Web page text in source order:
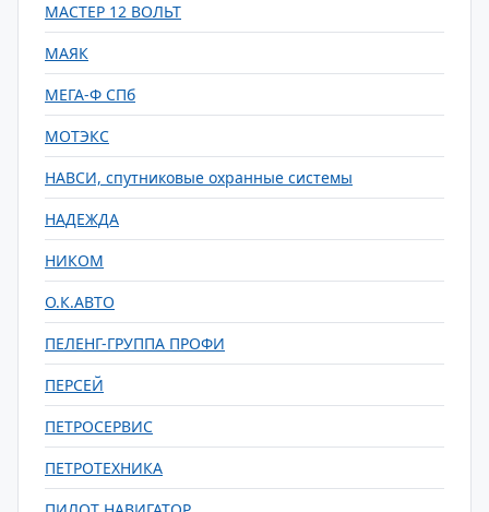
МАСТЕР 12 ВОЛЬТ
МАЯК
МЕГА-Ф СПб
МОТЭКС
НАВСИ, спутниковые охранные системы
НАДЕЖДА
НИКОМ
О.К.АВТО
ПЕЛЕНГ-ГРУППА ПРОФИ
ПЕРСЕЙ
ПЕТРОСЕРВИС
ПЕТРОТЕХНИКА